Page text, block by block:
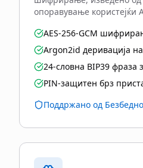
опоравување користејќи
AES-256-GCM
Argon2id деривација
24-словна BIP39 фраза
PIN-защитен брз
Поддржано од